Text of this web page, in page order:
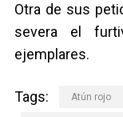
Otra de sus
severa el
ejemplares.
Tags: Atún rojo